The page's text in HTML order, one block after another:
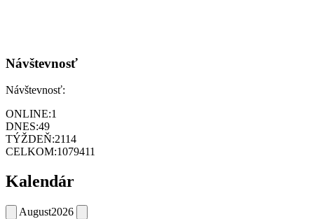
Návštevnosť
Návštevnosť:
ONLINE:1
DNES:49
TÝŽDEŇ:2114
CELKOM:1079411
Kalendár
August2026